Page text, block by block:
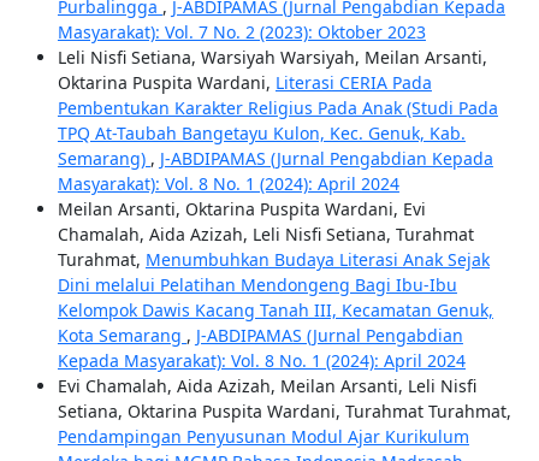
Purbalingga , J-ABDIPAMAS (Jurnal Pengabdian Kepada
Masyarakat): Vol. 7 No. 2 (2023): Oktober 2023
Leli Nisfi Setiana, Warsiyah Warsiyah, Meilan Arsanti,
Oktarina Puspita Wardani, Literasi CERIA Pada
Pembentukan Karakter Religius Pada Anak (Studi Pada
TPQ At-Taubah Bangetayu Kulon, Kec. Genuk, Kab.
Semarang) , J-ABDIPAMAS (Jurnal Pengabdian Kepada
Masyarakat): Vol. 8 No. 1 (2024): April 2024
Meilan Arsanti, Oktarina Puspita Wardani, Evi
Chamalah, Aida Azizah, Leli Nisfi Setiana, Turahmat
Turahmat, Menumbuhkan Budaya Literasi Anak Sejak
Dini melalui Pelatihan Mendongeng Bagi Ibu-Ibu
Kelompok Dawis Kacang Tanah III, Kecamatan Genuk,
Kota Semarang , J-ABDIPAMAS (Jurnal Pengabdian
Kepada Masyarakat): Vol. 8 No. 1 (2024): April 2024
Evi Chamalah, Aida Azizah, Meilan Arsanti, Leli Nisfi
Setiana, Oktarina Puspita Wardani, Turahmat Turahmat,
Pendampingan Penyusunan Modul Ajar Kurikulum